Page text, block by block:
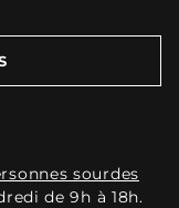
sourdes
de 9h à 18h.